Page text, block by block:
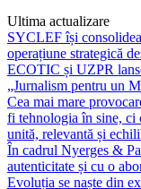
Ultima actualizare
SYCLEF își
operațiune strategică
ECOTIC și UZPR
„Jurnalism pentru un
Cea mai mare
fi tehnologia în sine, ci
unită, relevantă și
În cadrul Nyerges &
autenticitate și cu o
Evoluția se naște din